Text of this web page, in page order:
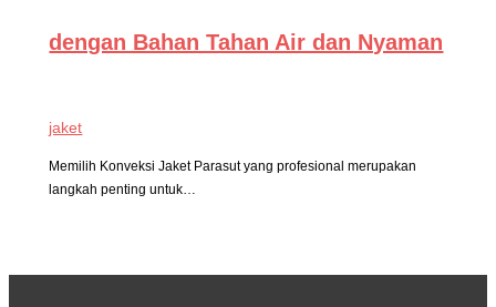
dengan Bahan Tahan Air dan Nyaman
jaket
Memilih Konveksi Jaket Parasut yang profesional merupakan
langkah penting untuk…